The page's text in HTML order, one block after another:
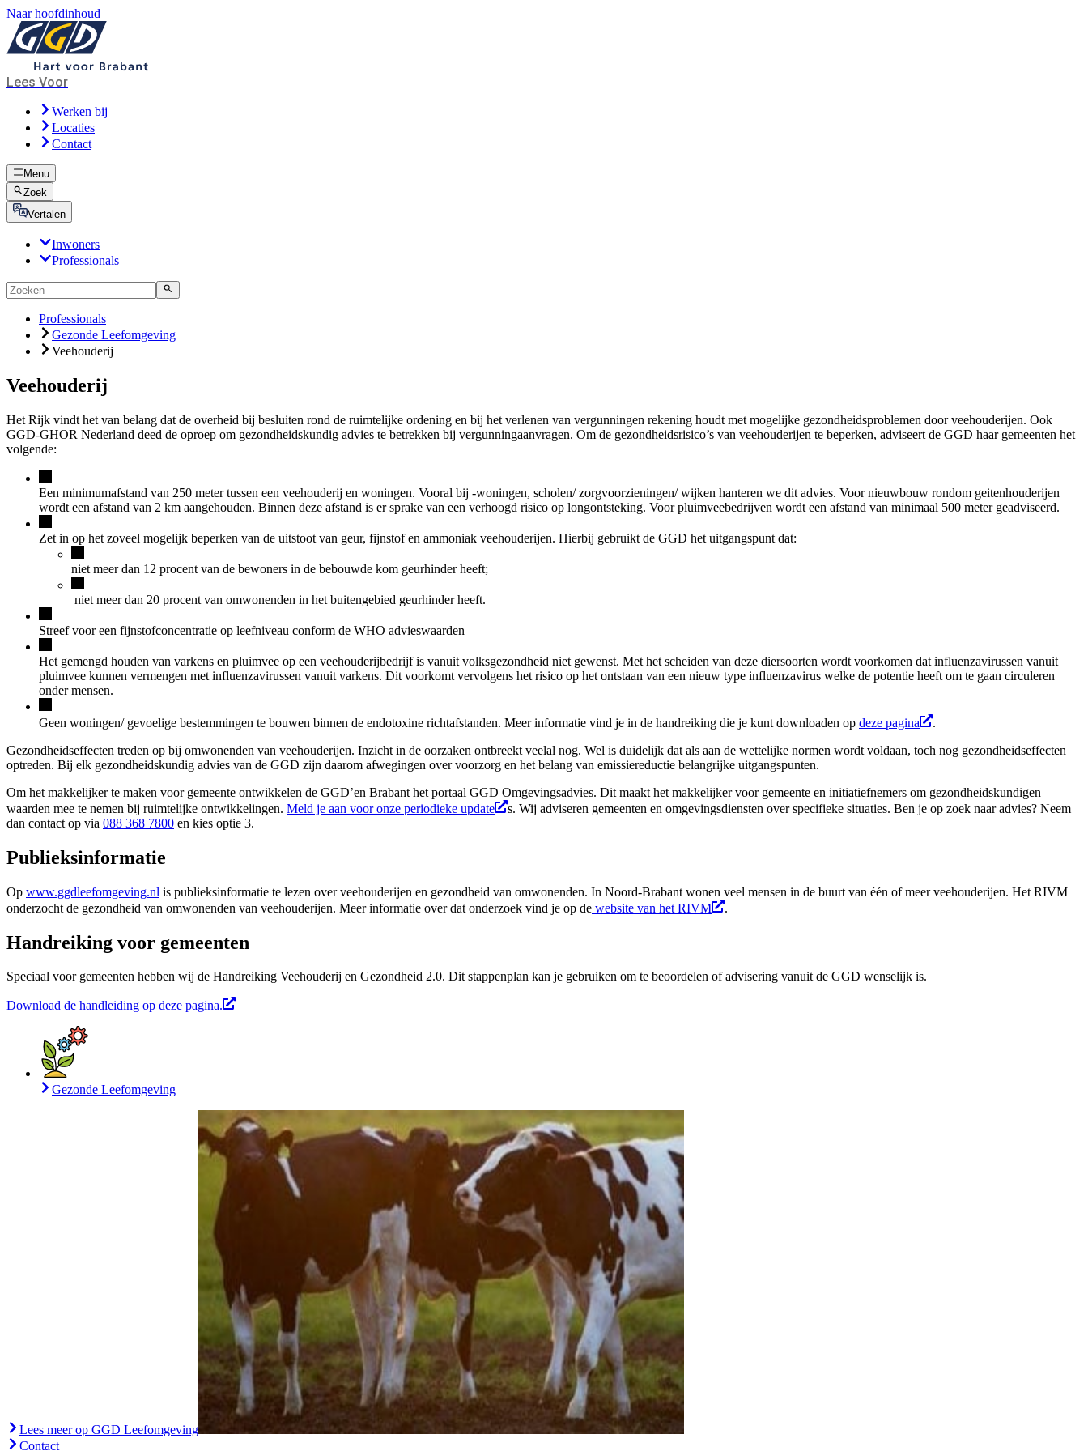
Naar hoofdinhoud
Lees Voor
Werken bij
Locaties
Contact
Menu
Zoek
Vertalen
Inwoners
Professionals
Professionals
Gezonde Leefomgeving
Veehouderij
Veehouderij
Het Rijk vindt het van belang dat de overheid bij besluiten rond de ruimtelijke ordening en bij het verlenen van vergunningen rekening houdt met mogelijke gezondheidsproblemen door veehouderijen. Ook
GGD-GHOR Nederland deed de oproep om gezondheidskundig advies te betrekken bij vergunningaanvragen. Om de gezondheidsrisico’s van veehouderijen te beperken, adviseert de GGD haar gemeenten het
volgende:
Een minimumafstand van 250 meter tussen een veehouderij en woningen. Vooral bij -woningen, scholen/ zorgvoorzieningen/ wijken hanteren we dit advies. Voor nieuwbouw rondom geitenhouderijen
wordt een afstand van 2 km aangehouden. Binnen deze afstand is er sprake van een verhoogd risico op longontsteking. Voor pluimveebedrijven wordt een afstand van minimaal 500 meter geadviseerd.
Zet in op het zoveel mogelijk beperken van de uitstoot van geur, fijnstof en ammoniak veehouderijen. Hierbij gebruikt de GGD het uitgangspunt dat:
niet meer dan 12 procent van de bewoners in de bebouwde kom geurhinder heeft;
niet meer dan 20 procent van omwonenden in het buitengebied geurhinder heeft.
Streef voor een fijnstofconcentratie op leefniveau conform de WHO advieswaarden
Het gemengd houden van varkens en pluimvee op een veehouderijbedrijf is vanuit volksgezondheid niet gewenst. Met het scheiden van deze diersoorten wordt voorkomen dat influenzavirussen vanuit
pluimvee kunnen vermengen met influenzavirussen vanuit varkens. Dit voorkomt vervolgens het risico op het ontstaan van een nieuw type influenzavirus welke de potentie heeft om te gaan circuleren
onder mensen.
Geen woningen/ gevoelige bestemmingen te bouwen binnen de endotoxine richtafstanden. Meer informatie vind je in de handreiking die je kunt downloaden op deze pagina
.
Gezondheidseffecten treden op bij omwonenden van veehouderijen. Inzicht in de oorzaken ontbreekt veelal nog. Wel is duidelijk dat als aan de wettelijke normen wordt voldaan, toch nog gezondheidseffecten
optreden. Bij elk gezondheidskundig advies van de GGD zijn daarom afwegingen over voorzorg en het belang van emissiereductie belangrijke uitgangspunten.
Om het makkelijker te maken voor gemeente ontwikkelen de GGD’en Brabant het portaal GGD Omgevingsadvies. Dit maakt het makkelijker voor gemeente en initiatiefnemers om gezondheidskundigen
waarden mee te nemen bij ruimtelijke ontwikkelingen. Meld je aan voor onze periodieke update
s. Wij adviseren gemeenten en omgevingsdiensten over specifieke situaties. Ben je op zoek naar advies? Neem
dan contact op via 088 368 7800 en kies optie 3.
Publieksinformatie
Op www.ggdleefomgeving.nl is publieksinformatie te lezen over veehouderijen en gezondheid van omwonenden. In Noord-Brabant wonen veel mensen in de buurt van één of meer veehouderijen. Het RIVM
onderzocht de gezondheid van omwonenden van veehouderijen. Meer informatie over dat onderzoek vind je op de website van het RIVM .
Handreiking voor gemeenten
Speciaal voor gemeenten hebben wij de Handreiking Veehouderij en Gezondheid 2.0. Dit stappenplan kan je gebruiken om te beoordelen of advisering vanuit de GGD wenselijk is.
Download de handleiding op deze pagina.
Gezonde Leefomgeving
Lees meer op GGD Leefomgeving
Contact